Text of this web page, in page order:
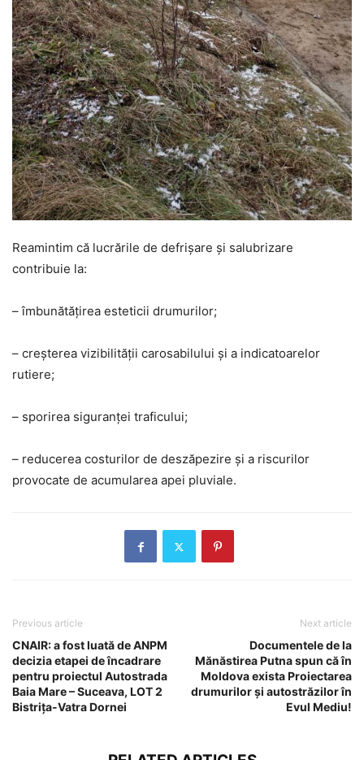
Reamintim că lucrările de defrișare și salubrizare
contribuie la:
– îmbunătățirea esteticii drumurilor;
– creșterea vizibilității carosabilului și a indicatoarelor
rutiere;
– sporirea siguranței traficului;
– reducerea costurilor de deszăpezire și a riscurilor
provocate de acumularea apei pluviale.
Previous article
CNAIR: a fost luată de ANPM
decizia etapei de încadrare
pentru proiectul Autostrada
Baia Mare – Suceava, LOT 2
Bistrița-Vatra Dornei
Next article
Documentele de la
Mănăstirea Putna spun că în
Moldova exista Proiectarea
drumurilor și autostrăzilor în
Evul Mediu!